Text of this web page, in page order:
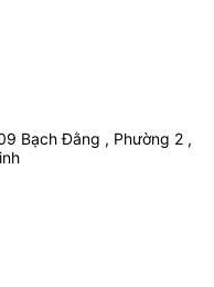
Bạch Đằng , Phường 2 ,